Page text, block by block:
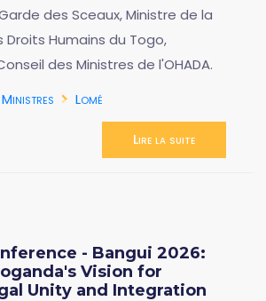
Garde des Sceaux, Ministre de la
Humains du Togo,
des Ministres de l'OHADA.
Lomé
Lire la suite
- Bangui 2026:
Vision for
Unity and Integration